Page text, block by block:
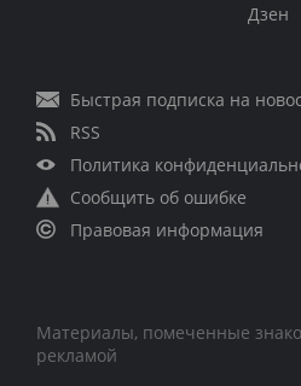
Дзен
Быстрая подписка на
RSS
Политика
Сообщить об ошибке
Правовая информация
Материалы, помеченные
рекламой